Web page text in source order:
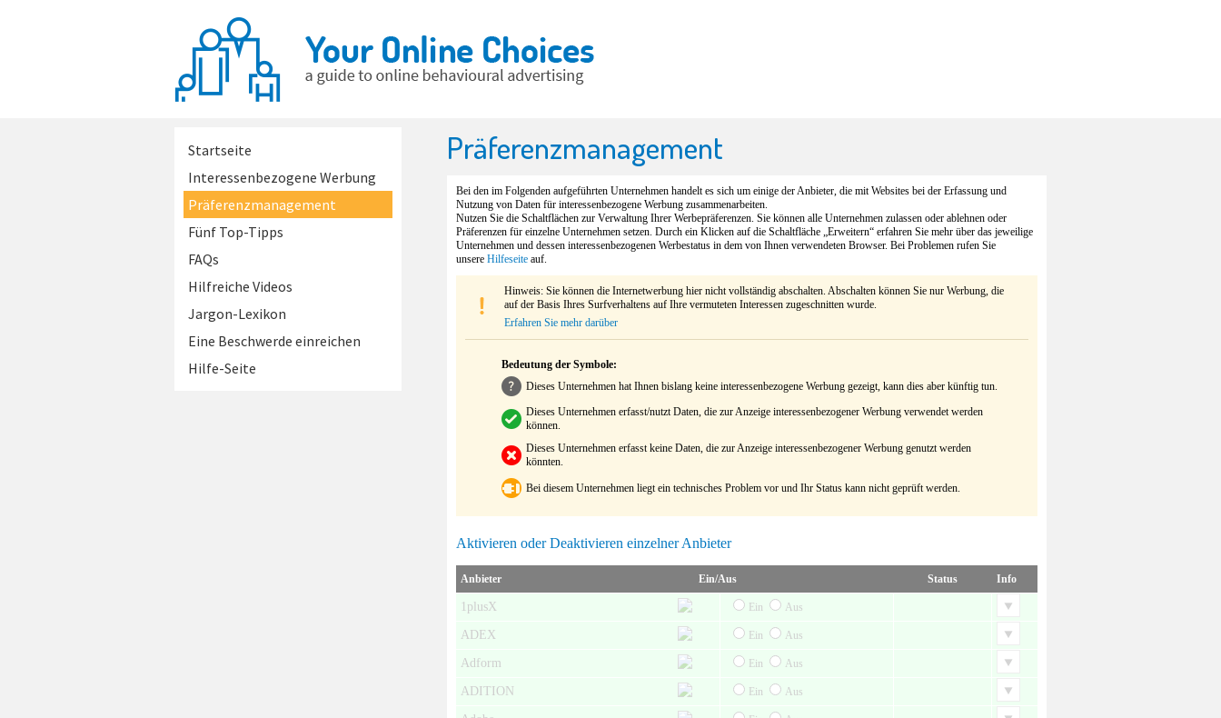
Startseite
Interessenbezogene Werbung
Präferenzmanagement
Fünf Top-Tipps
FAQs
Hilfreiche Videos
Jargon-Lexikon
Eine Beschwerde einreichen
Hilfe-Seite
Präferenzmanagement
Bei den im Folgenden aufgeführten Unternehmen handelt es sich um einige der Anbieter, die mit Websites bei der Erfassung und
Nutzung von Daten für interessenbezogene Werbung zusammenarbeiten.
Nutzen Sie die Schaltflächen zur Verwaltung Ihrer Werbepräferenzen. Sie können alle Unternehmen zulassen oder ablehnen oder
Präferenzen für einzelne Unternehmen setzen. Durch ein Klicken auf die Schaltfläche „Erweitern“ erfahren Sie mehr über das jeweilige
Unternehmen und dessen interessenbezogenen Werbestatus in dem von Ihnen verwendeten Browser. Bei Problemen rufen Sie
unsere Hilfeseite auf.
Hinweis: Sie können die Internetwerbung hier nicht vollständig abschalten. Abschalten können Sie nur Werbung, die
auf der Basis Ihres Surfverhaltens auf Ihre vermuteten Interessen zugeschnitten wurde.
Erfahren Sie mehr darüber
Bedeutung der Symbole:
Dieses Unternehmen hat Ihnen bislang keine interessenbezogene Werbung gezeigt, kann dies aber künftig tun.
Dieses Unternehmen erfasst/nutzt Daten, die zur Anzeige interessenbezogener Werbung verwendet werden
können.
Dieses Unternehmen erfasst keine Daten, die zur Anzeige interessenbezogener Werbung genutzt werden
könnten.
Bei diesem Unternehmen liegt ein technisches Problem vor und Ihr Status kann nicht geprüft werden.